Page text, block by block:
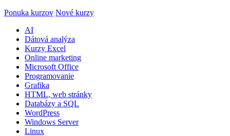
Ponuka kurzov Nové kurzy
AI
Dátová analýza
Kurzy Excel
Online marketing
Microsoft Office
Programovanie
Grafika
HTML, web stránky
Databázy a SQL
WordPress
Windows Server
Linux